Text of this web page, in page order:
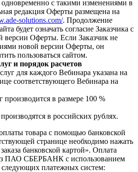
с такими изменениями в
редакция Оферты размещена на
solutions.com/. Продолжение
будет означать согласие Заказчика с
версии Оферты. Если Заказчик не
новой версии Оферты, он
пользоваться сайтом.
и порядок расчетов
для каждого Вебинара указана на
соответствующего Вебинара на
производится в размере 100 %
в российских рублях.
товара с помощью банковской
странице необходимо нажать
банковской картой». Оплата
ПАО СБЕРБАНК с использованием
следующих платежных систем: